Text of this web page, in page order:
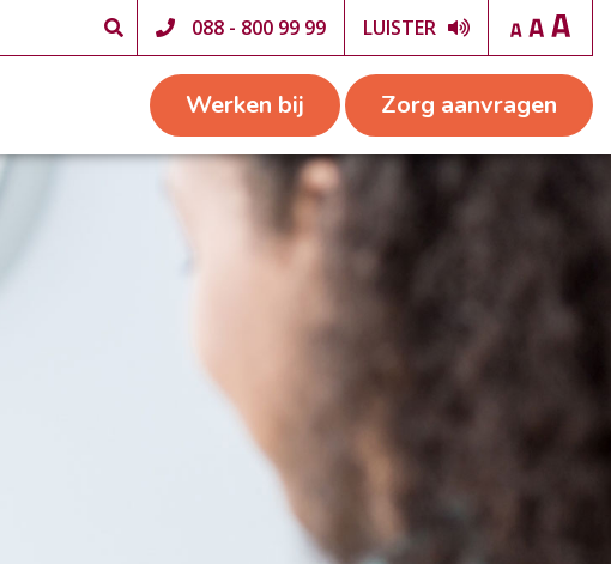
088 - 800 99 99 LUISTER
Werken bij Zorg aanvragen